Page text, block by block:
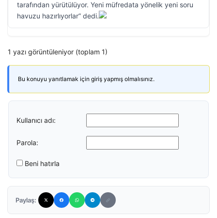
tarafından yürütülüyor. Yeni müfredata yönelik yeni soru
havuzu hazırlıyorlar” dedi.
1 yazı görüntüleniyor (toplam 1)
Bu konuyu yanıtlamak için giriş yapmış olmalısınız.
Kullanıcı adı:
Parola:
Beni hatırla
Paylaş: